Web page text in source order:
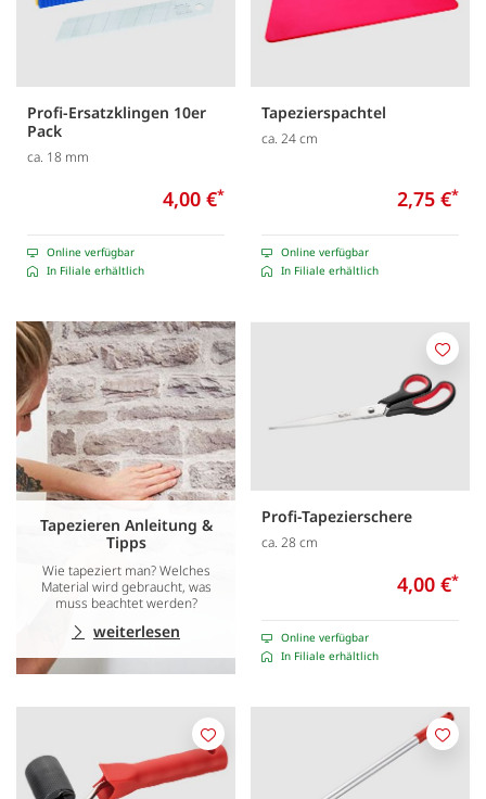
Profi-Ersatzklingen 10er
Pack
ca. 18 mm
4,00 €*
Online verfügbar
In Filiale erhältlich
Tapezierspachtel
ca. 24 cm
2,75 €*
Online verfügbar
In Filiale erhältlich
Tapezieren Anleitung &
Tipps
Wie tapeziert man? Welches
Material wird gebraucht, was
muss beachtet werden?
weiterlesen
Profi-Tapezierschere
ca. 28 cm
4,00 €*
Online verfügbar
In Filiale erhältlich
Merken